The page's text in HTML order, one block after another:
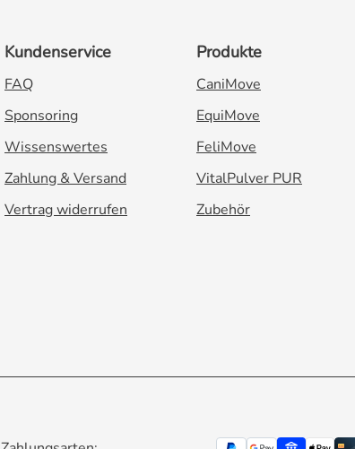
Kundenservice
FAQ
Sponsoring
Wissenswertes
Zahlung & Versand
Vertrag widerrufen
Produkte
CaniMove
EquiMove
FeliMove
VitalPulver PUR
Zubehör